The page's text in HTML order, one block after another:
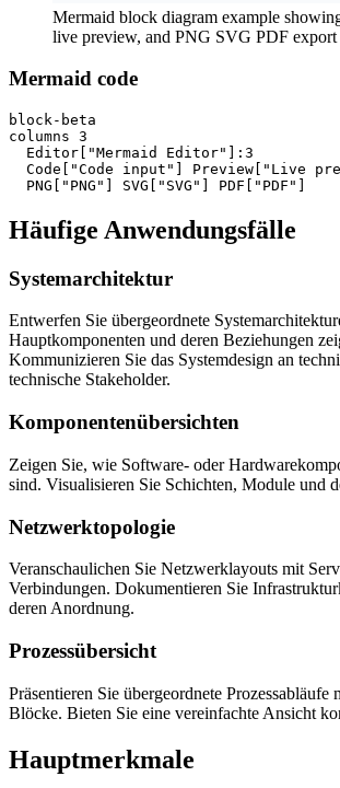
Mermaid block diagram example
live preview, and PNG SVG PDF export
Mermaid code
block-beta
columns 3
  Editor["Mermaid Editor"]:3
Code["Code input"] Preview["Live
  PNG["PNG"] SVG["SVG"] PDF["PDF"]
Häufige Anwendungsfälle
Systemarchitektur
Entwerfen Sie übergeordnete
Hauptkomponenten und deren Beziehungen
Kommunizieren Sie das Systemdesign an
technische Stakeholder.
Komponentenübersichten
Zeigen Sie, wie Software- oder
sind. Visualisieren Sie Schichten, Module und
Netzwerktopologie
Veranschaulichen Sie Netzwerklayouts mit
Verbindungen. Dokumentieren Sie
deren Anordnung.
Prozessübersicht
Präsentieren Sie übergeordnete Prozessabläufe
Blöcke. Bieten Sie eine vereinfachte Ansicht
Hauptmerkmale